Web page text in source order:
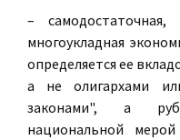
–
многоукладная
определяется ее
а не олигархами
законами", а
национальной